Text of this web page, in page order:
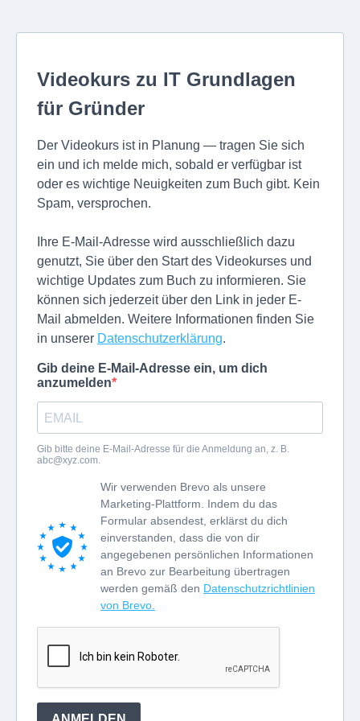
Videokurs zu IT Grundlagen
für Gründer
Der Videokurs ist in Planung — tragen Sie sich
ein und ich melde mich, sobald er verfügbar ist
oder es wichtige Neuigkeiten zum Buch gibt. Kein
Spam, versprochen.
Ihre E-Mail-Adresse wird ausschließlich dazu
genutzt, Sie über den Start des Videokurses und
wichtige Updates zum Buch zu informieren. Sie
können sich jederzeit über den Link in jeder E-
Mail abmelden. Weitere Informationen finden Sie
in unserer Datenschutzerklärung.
Gib deine E-Mail-Adresse ein, um dich
anzumelden
Gib bitte deine E-Mail-Adresse für die Anmeldung an, z. B.
abc@xyz.com.
Wir verwenden Brevo als unsere
Marketing-Plattform. Indem du das
Formular absendest, erklärst du dich
einverstanden, dass die von dir
angegebenen persönlichen Informationen
an Brevo zur Bearbeitung übertragen
werden gemäß den Datenschutzrichtlinien
von Brevo.